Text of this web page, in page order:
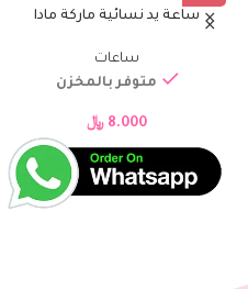
ساعة يد نسائية ماركة مادا
ساعات
متوفر بالمخزن
8.000 ﷼